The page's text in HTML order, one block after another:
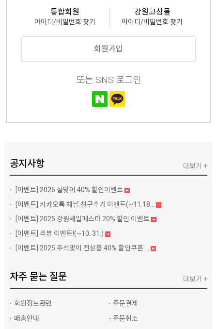
통합회원
아이디/비밀번호 찾기
강원고성몰
아이디/비밀번호 찾기
회원가입
또는 SNS 로그인
공지사항
[이벤트] 2026 설맞이 40% 할인이벤트
[이벤트] 카카오톡 채널 친구추가 이벤트(~11.18...
[이벤트] 2025 강원세일페스타 20% 할인 이벤트
[이벤트] 리뷰 이벤트!(~10. 31.)
[이벤트] 2025 추석맞이 전상품 40% 할인쿠폰 ...
더보기 +
자주 묻는 질문
회원정보관련
주문결제
배송안내
주문취소
더보기 +